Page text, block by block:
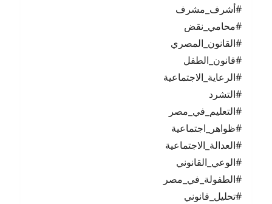
#أشرف_مشرف
#محامي_نقض
#القانون_المصري
#قانون_الطفل
#الرعاية_الاجتماعية
#التشرد
#التعليم_في_مصر
#ظواهر_اجتماعية
#العدالة_الاجتماعية
#الوعي_القانوني
#الطفولة_في_مصر
#تحليل_قانوني